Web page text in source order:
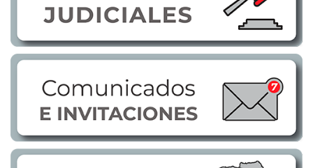
2021
2016
2015
2014